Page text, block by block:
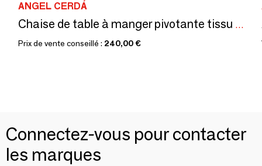
ANGEL CERDÁ
Chaise de table à manger pivotante tissu beige
Prix de vente conseillé : 240,00 €
Connectez-vous pour contacter
les marques